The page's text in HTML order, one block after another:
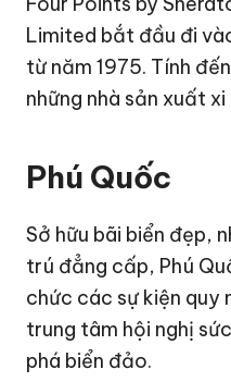
Limited bắt đầu đi
từ năm 1975. Tính
những nhà sản xuất
Phú Quốc
Sở hữu bãi biển đẹp,
trú đẳng cấp, Phú
chức các sự kiện
trung tâm hội nghị
phá biển đảo.